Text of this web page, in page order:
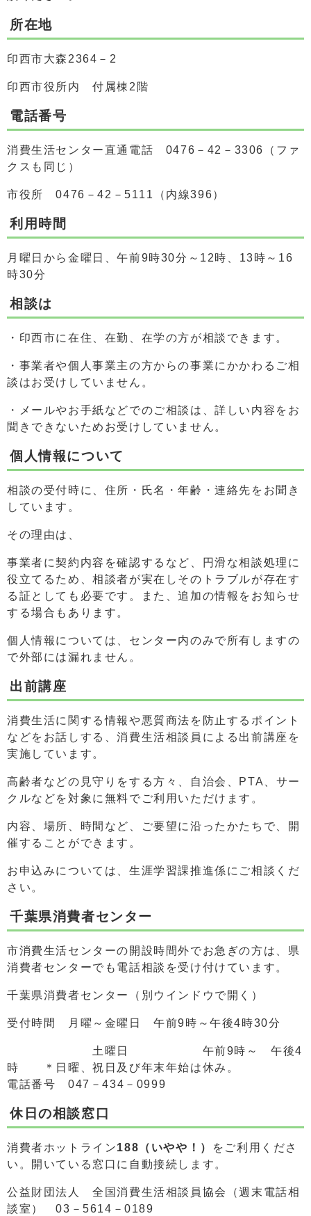
所在地
印西市大森2364－2
印西市役所内 付属棟2階
電話番号
消費生活センター直通電話 0476－42－3306（ファ
クスも同じ）
市役所 0476－42－5111（内線396）
利用時間
月曜日から金曜日、午前9時30分～12時、13時～16
時30分
相談は
・印西市に在住、在勤、在学の方が相談できます。
・事業者や個人事業主の方からの事業にかかわるご相
談はお受けしていません。
・メールやお手紙などでのご相談は、詳しい内容をお
聞きできないためお受けしていません。
個人情報について
相談の受付時に、住所・氏名・年齢・連絡先をお聞き
しています。
その理由は、
事業者に契約内容を確認するなど、円滑な相談処理に
役立てるため、相談者が実在しそのトラブルが存在す
る証としても必要です。また、追加の情報をお知らせ
する場合もあります。
個人情報については、センター内のみで所有しますの
で外部には漏れません。
出前講座
消費生活に関する情報や悪質商法を防止するポイント
などをお話しする、消費生活相談員による出前講座を
実施しています。
高齢者などの見守りをする方々、自治会、PTA、サー
クルなどを対象に無料でご利用いただけます。
内容、場所、時間など、ご要望に沿ったかたちで、開
催することができます。
お申込みについては、生涯学習課推進係にご相談くだ
さい。
千葉県消費者センター
市消費生活センターの開設時間外でお急ぎの方は、県
消費者センターでも電話相談を受け付けています。
千葉県消費者センター（別ウインドウで開く）
受付時間 月曜～金曜日 午前9時～午後4時30分
土曜日 午前9時～ 午後4
時 ＊日曜、祝日及び年末年始は休み。
電話番号 047－434－0999
休日の相談窓口
消費者ホットライン188（いやや！）
をご利用くださ
い。開いている窓口に自動接続します。
公益財団法人 全国消費生活相談員協会（週末電話相
談室） 03－5614－0189